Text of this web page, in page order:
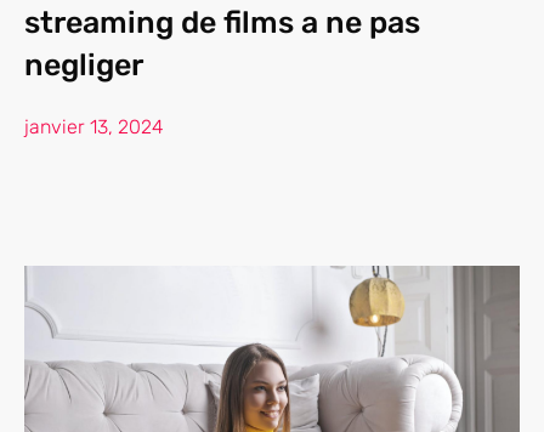
streaming de films a ne pas
negliger
janvier 13, 2024